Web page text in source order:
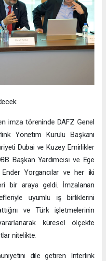
imza töreninde DAFZ Genel
Yönetim Kurulu Başkanı
Dubai ve Kuzey Emirlikler
Başkan Yardımcısı ve Ege
Ender Yorgancılar ve her iki
bir araya geldi. İmzalanan
uyumlu iş birliklerini
ve Türk işletmelerinin
küresel ölçekte
nitelikte.
dile getiren Interlink